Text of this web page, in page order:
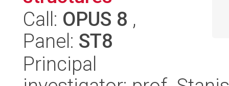
Call: OPUS 8 ,
Panel: ST8
Principal